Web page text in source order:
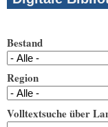
Bestand
Region
Volltextsuche über